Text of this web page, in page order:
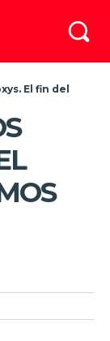
El fin del